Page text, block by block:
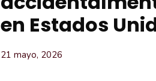
en Estados
21 mayo, 2026